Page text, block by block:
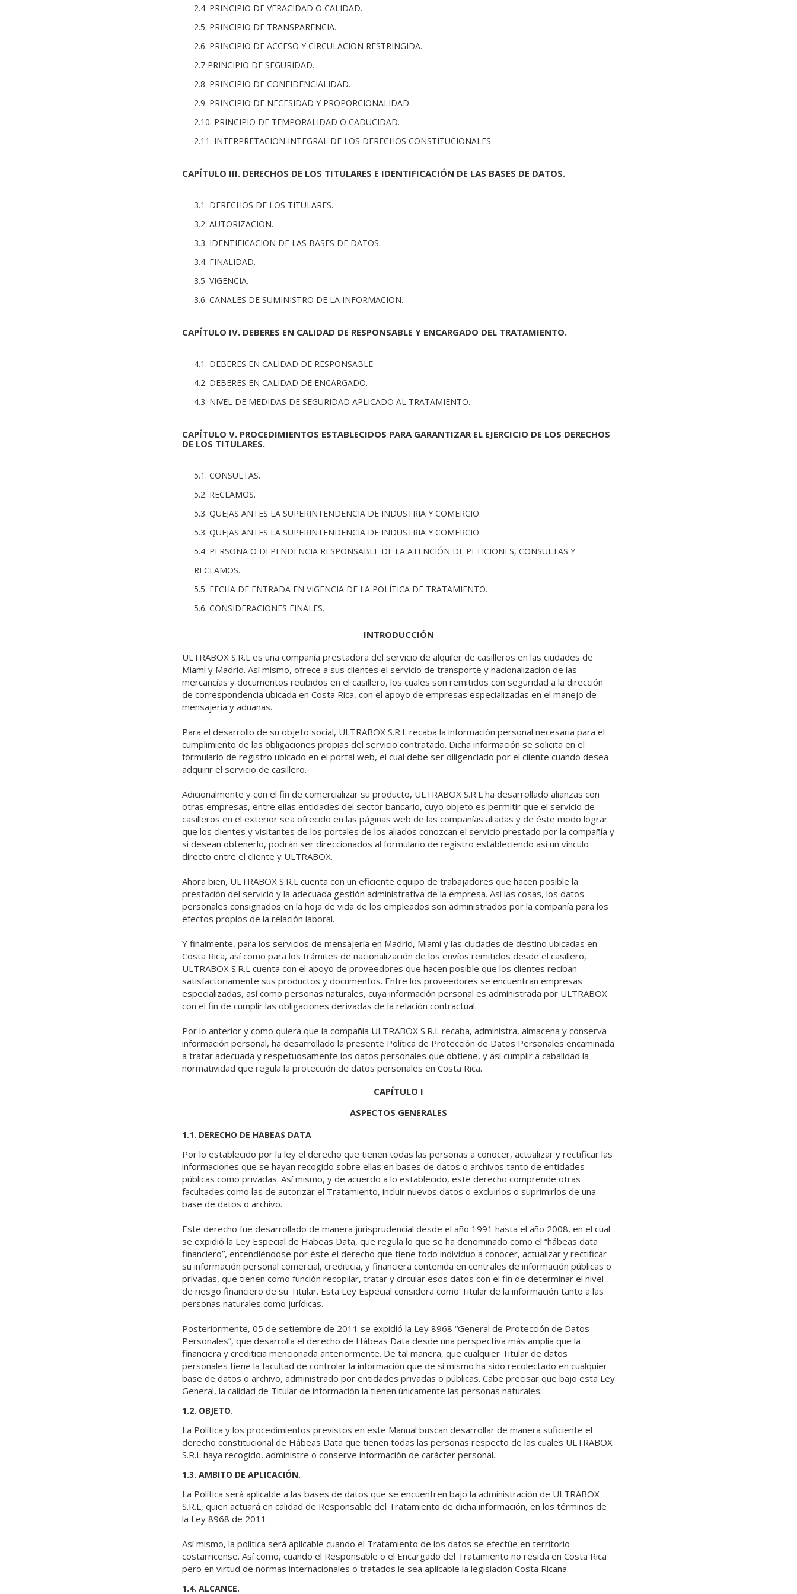
2.4. PRINCIPIO DE VERACIDAD O CALIDAD.
2.5. PRINCIPIO DE TRANSPARENCIA.
2.6. PRINCIPIO DE ACCESO Y CIRCULACION RESTRINGIDA.
2.7 PRINCIPIO DE SEGURIDAD.
2.8. PRINCIPIO DE CONFIDENCIALIDAD.
2.9. PRINCIPIO DE NECESIDAD Y PROPORCIONALIDAD.
2.10. PRINCIPIO DE TEMPORALIDAD O CADUCIDAD.
2.11. INTERPRETACION INTEGRAL DE LOS DERECHOS CONSTITUCIONALES.
CAPÍTULO III. DERECHOS DE LOS TITULARES E IDENTIFICACIÓN DE LAS BASES DE DATOS.
3.1. DERECHOS DE LOS TITULARES.
3.2. AUTORIZACION.
3.3. IDENTIFICACION DE LAS BASES DE DATOS.
3.4. FINALIDAD.
3.5. VIGENCIA.
3.6. CANALES DE SUMINISTRO DE LA INFORMACION.
CAPÍTULO IV. DEBERES EN CALIDAD DE RESPONSABLE Y ENCARGADO DEL TRATAMIENTO.
4.1. DEBERES EN CALIDAD DE RESPONSABLE.
4.2. DEBERES EN CALIDAD DE ENCARGADO.
4.3. NIVEL DE MEDIDAS DE SEGURIDAD APLICADO AL TRATAMIENTO.
CAPÍTULO V. PROCEDIMIENTOS ESTABLECIDOS PARA GARANTIZAR EL EJERCICIO DE LOS DERECHOS
DE LOS TITULARES.
5.1. CONSULTAS.
5.2. RECLAMOS.
5.3. QUEJAS ANTES LA SUPERINTENDENCIA DE INDUSTRIA Y COMERCIO.
5.3. QUEJAS ANTES LA SUPERINTENDENCIA DE INDUSTRIA Y COMERCIO.
5.4. PERSONA O DEPENDENCIA RESPONSABLE DE LA ATENCIÓN DE PETICIONES, CONSULTAS Y
RECLAMOS.
5.5. FECHA DE ENTRADA EN VIGENCIA DE LA POLÍTICA DE TRATAMIENTO.
5.6. CONSIDERACIONES FINALES.
INTRODUCCIÓN
ULTRABOX S.R.L es una compañía prestadora del servicio de alquiler de casilleros en las ciudades de
Miami y Madrid. Así mismo, ofrece a sus clientes el servicio de transporte y nacionalización de las
mercancías y documentos recibidos en el casillero, los cuales son remitidos con seguridad a la dirección
de correspondencia ubicada en Costa Rica, con el apoyo de empresas especializadas en el manejo de
mensajería y aduanas.
Para el desarrollo de su objeto social, ULTRABOX S.R.L recaba la información personal necesaria para el
cumplimiento de las obligaciones propias del servicio contratado. Dicha información se solicita en el
formulario de registro ubicado en el portal web, el cual debe ser diligenciado por el cliente cuando desea
adquirir el servicio de casillero.
Adicionalmente y con el fin de comercializar su producto, ULTRABOX S.R.L ha desarrollado alianzas con
otras empresas, entre ellas entidades del sector bancario, cuyo objeto es permitir que el servicio de
casilleros en el exterior sea ofrecido en las páginas web de las compañías aliadas y de éste modo lograr
que los clientes y visitantes de los portales de los aliados conozcan el servicio prestado por la compañía y
si desean obtenerlo, podrán ser direccionados al formulario de registro estableciendo así un vínculo
directo entre el cliente y ULTRABOX.
Ahora bien, ULTRABOX S.R.L cuenta con un eficiente equipo de trabajadores que hacen posible la
prestación del servicio y la adecuada gestión administrativa de la empresa. Así las cosas, los datos
personales consignados en la hoja de vida de los empleados son administrados por la compañía para los
efectos propios de la relación laboral.
Y finalmente, para los servicios de mensajería en Madrid, Miami y las ciudades de destino ubicadas en
Costa Rica, así como para los trámites de nacionalización de los envíos remitidos desde el casillero,
ULTRABOX S.R.L cuenta con el apoyo de proveedores que hacen posible que los clientes reciban
satisfactoriamente sus productos y documentos. Entre los proveedores se encuentran empresas
especializadas, así como personas naturales, cuya información personal es administrada por ULTRABOX
con el fin de cumplir las obligaciones derivadas de la relación contractual.
Por lo anterior y como quiera que la compañía ULTRABOX S.R.L recaba, administra, almacena y conserva
información personal, ha desarrollado la presente Política de Protección de Datos Personales encaminada
a tratar adecuada y respetuosamente los datos personales que obtiene, y así cumplir a cabalidad la
normatividad que regula la protección de datos personales en Costa Rica.
CAPÍTULO I
ASPECTOS GENERALES
1.1. DERECHO DE HABEAS DATA
Por lo establecido por la ley el derecho que tienen todas las personas a conocer, actualizar y rectificar las
informaciones que se hayan recogido sobre ellas en bases de datos o archivos tanto de entidades
públicas como privadas. Así mismo, y de acuerdo a lo establecido, este derecho comprende otras
facultades como las de autorizar el Tratamiento, incluir nuevos datos o excluirlos o suprimirlos de una
base de datos o archivo.
Este derecho fue desarrollado de manera jurisprudencial desde el año 1991 hasta el año 2008, en el cual
se expidió la Ley Especial de Habeas Data, que regula lo que se ha denominado como el “hábeas data
financiero”, entendiéndose por éste el derecho que tiene todo individuo a conocer, actualizar y rectificar
su información personal comercial, crediticia, y financiera contenida en centrales de información públicas o
privadas, que tienen como función recopilar, tratar y circular esos datos con el fin de determinar el nivel
de riesgo financiero de su Titular. Esta Ley Especial considera como Titular de la información tanto a las
personas naturales como jurídicas.
Posteriormente, 05 de setiembre de 2011 se expidió la Ley 8968 “General de Protección de Datos
Personales”, que desarrolla el derecho de Hábeas Data desde una perspectiva más amplia que la
financiera y crediticia mencionada anteriormente. De tal manera, que cualquier Titular de datos
personales tiene la facultad de controlar la información que de sí mismo ha sido recolectado en cualquier
base de datos o archivo, administrado por entidades privadas o públicas. Cabe precisar que bajo esta Ley
General, la calidad de Titular de información la tienen únicamente las personas naturales.
1.2. OBJETO.
La Política y los procedimientos previstos en este Manual buscan desarrollar de manera suficiente el
derecho constitucional de Hábeas Data que tienen todas las personas respecto de las cuales ULTRABOX
S.R.L haya recogido, administre o conserve información de carácter personal.
1.3. AMBITO DE APLICACIÓN.
La Política será aplicable a las bases de datos que se encuentren bajo la administración de ULTRABOX
S.R.L, quien actuará en calidad de Responsable del Tratamiento de dicha información, en los términos de
la Ley 8968 de 2011.
Así mismo, la política será aplicable cuando el Tratamiento de los datos se efectúe en territorio
costarricense. Así como, cuando el Responsable o el Encargado del Tratamiento no resida en Costa Rica
pero en virtud de normas internacionales o tratados le sea aplicable la legislación Costa Ricana.
1.4. ALCANCE.